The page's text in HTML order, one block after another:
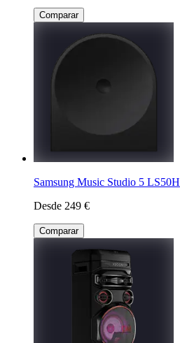
Comparar
Samsung Music Studio 5 LS50H
Desde 249 €
Comparar